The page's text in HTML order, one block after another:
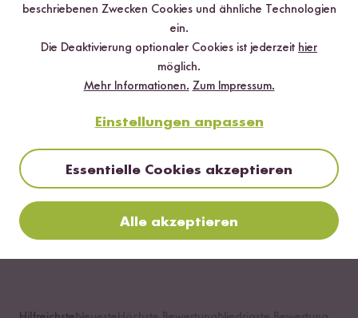
3 Sterne
2 Sterne
1 Stern 0 %
Bewerte dieses Produkt
beschriebenen Zwecken Cookies und ähnliche Technologien
ein.
Die Deaktivierung optionaler Cookies ist jederzeit hier
möglich.
Mehr Informationen. Zum Impressum.
Einstellungen anpassen
Essentielle Cookies akzeptieren
Alle akzeptieren